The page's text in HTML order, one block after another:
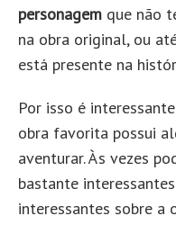
personagem que não
na obra original, ou
está presente na
Por isso é
obra favorita possui
aventurar. Às vezes
bastante
interessantes sobre a